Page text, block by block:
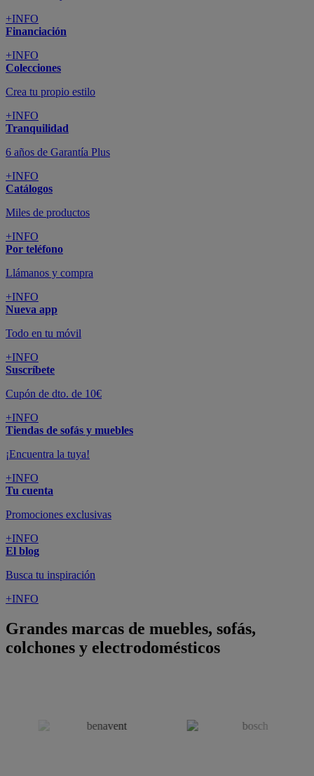
+INFO
Financiación
+INFO
Colecciones
Crea tu propio estilo
+INFO
Tranquilidad
6 años de Garantía Plus
+INFO
Catálogos
Miles de productos
+INFO
Por teléfono
Llámanos y compra
+INFO
Nueva app
Todo en tu móvil
+INFO
Suscríbete
Cupón de dto. de 10€
+INFO
Tiendas de sofás y muebles
¡Encuentra la tuya!
+INFO
Tu cuenta
Promociones exclusivas
+INFO
El blog
Busca tu inspiración
+INFO
Grandes marcas de muebles, sofás,
colchones y electrodomésticos